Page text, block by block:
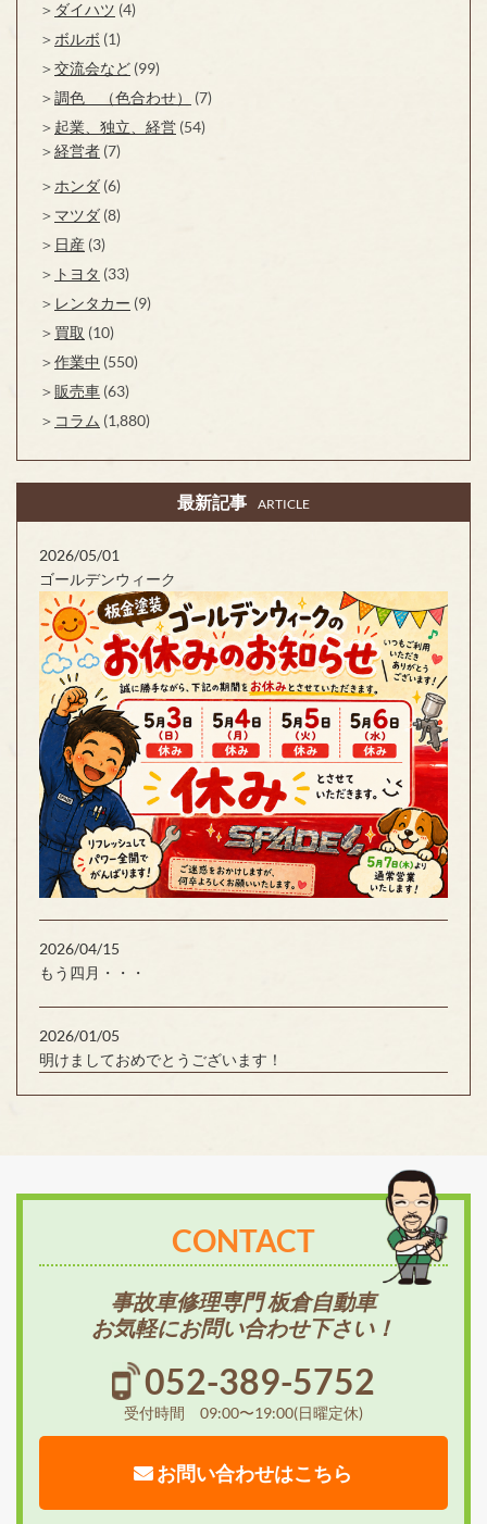
ダイハツ (4)
ボルボ (1)
交流会など (99)
調色 （色合わせ）
(7)
起業、独立、経営 (54)
経営者 (7)
ホンダ (6)
マツダ (8)
日産 (3)
トヨタ (33)
レンタカー (9)
買取 (10)
作業中 (550)
販売車 (63)
コラム (1,880)
最新記事 ARTICLE
2026/05/01
ゴールデンウィーク
2026/04/15
もう四月・・・
2026/01/05
明けましておめでとうございます！
CONTACT
事故車修理専門 板倉自動車
お気軽にお問い合わせ下さい！
052-389-5752
受付時間 09:00〜19:00(日曜定休)
お問い合わせはこちら